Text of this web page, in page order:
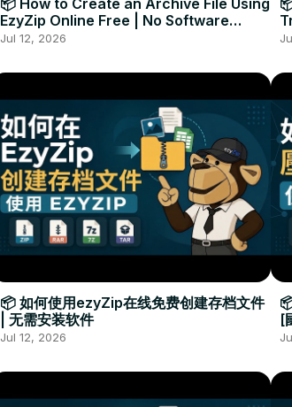
EzyZip Online Free | No Software
Installation Required
Jul 12, 2026
📦 如何使用ezyZip在线免费创建存档文件
| 无需安装软件
Jul 12, 2026
[